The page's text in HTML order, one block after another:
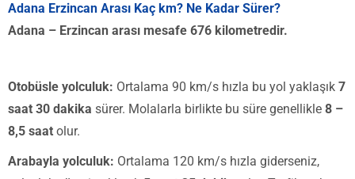
Adana Erzincan Arası Kaç km? Ne Kadar Sürer?
Adana – Erzincan arası mesafe 676 kilometredir.
Otobüsle yolculuk: Ortalama 90 km/s hızla bu yol yaklaşık 7
saat 30 dakika sürer. Molalarla birlikte bu süre genellikle 8 –
8,5 saat olur.
Arabayla yolculuk: Ortalama 120 km/s hızla giderseniz,